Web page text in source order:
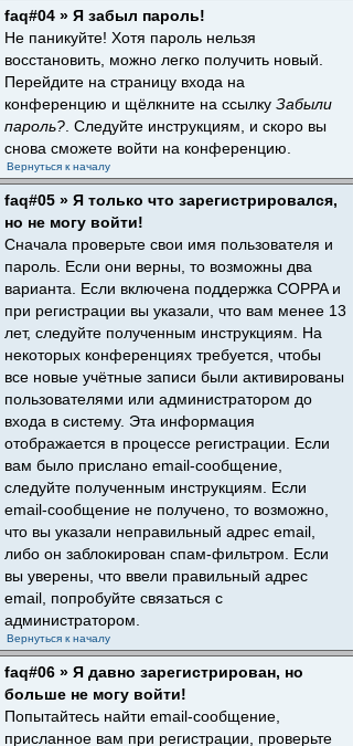
faq#04 » Я забыл пароль!
Не паникуйте! Хотя пароль нельзя
восстановить, можно легко получить новый.
Перейдите на страницу входа на
конференцию и щёлкните на ссылку Забыли
пароль? . Следуйте инструкциям, и скоро вы
снова сможете войти на конференцию.
Вернуться к началу
faq#05 » Я только что зарегистрировался,
но не могу войти!
Сначала проверьте свои имя пользователя и
пароль. Если они верны, то возможны два
варианта. Если включена поддержка COPPA и
при регистрации вы указали, что вам менее 13
лет, следуйте полученным инструкциям. На
некоторых конференциях требуется, чтобы
все новые учётные записи были активированы
пользователями или администратором до
входа в систему. Эта информация
отображается в процессе регистрации. Если
вам было прислано email-сообщение,
следуйте полученным инструкциям. Если
email-сообщение не получено, то возможно,
что вы указали неправильный адрес email,
либо он заблокирован спам-фильтром. Если
вы уверены, что ввели правильный адрес
email, попробуйте связаться с
администратором.
Вернуться к началу
faq#06 » Я давно зарегистрирован, но
больше не могу войти!
Попытайтесь найти email-сообщение,
присланное вам при регистрации, проверьте